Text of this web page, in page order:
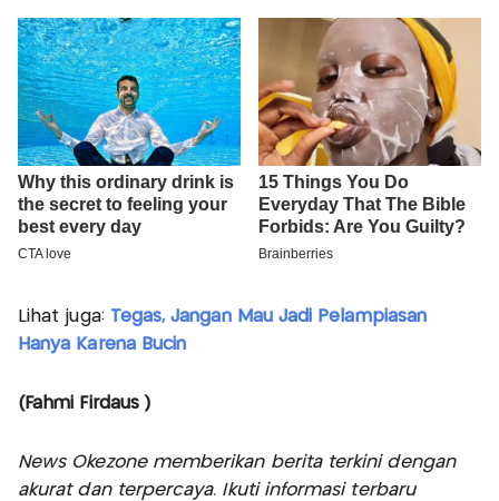
Lihat juga: Tegas, Jangan Mau Jadi Pelampiasan
Hanya Karena Bucin
(Fahmi Firdaus )
News Okezone memberikan berita terkini dengan
akurat dan terpercaya. Ikuti informasi terbaru